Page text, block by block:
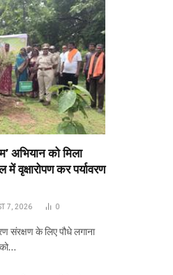
अभियान को मिला
वृक्षारोपण कर पर्यावरण
7, 2026 0
के लिए पौधे लगाना